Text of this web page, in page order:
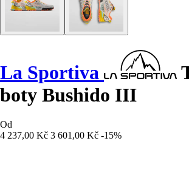
La Sportiva
boty Bushido III
Od
4 237,00 Kč 3 601,00 Kč -15%